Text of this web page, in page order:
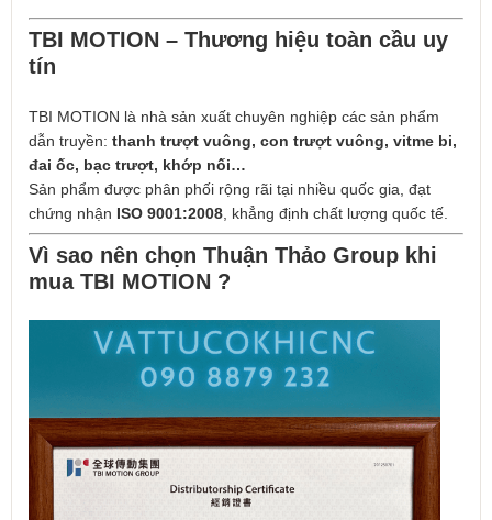
TBI MOTION – Thương hiệu toàn cầu uy
tín
TBI MOTION là nhà sản xuất chuyên nghiệp các sản phẩm
dẫn truyền: thanh trượt vuông, con trượt vuông, vitme bi,
đai ốc, bạc trượt, khớp nối…
Sản phẩm được phân phối rộng rãi tại nhiều quốc gia, đạt
chứng nhận ISO 9001:2008 , khẳng định chất lượng quốc tế.
Vì sao nên chọn Thuận Thảo Group khi
mua TBI MOTION ?